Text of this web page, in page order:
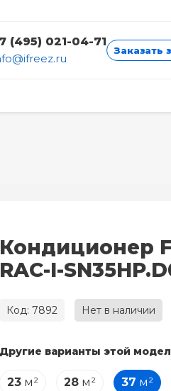
(495) 021-04-71
Заказать
Кондиционер
RAC-I-
Код: 7892 Нет в наличии
Другие варианты этой
23м² 28м² 37 м²